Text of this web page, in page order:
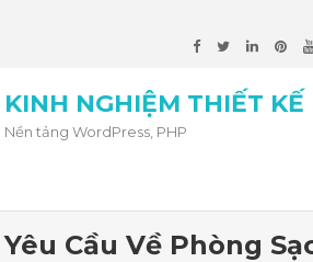
KINH NGHIỆM THIẾT KẾ
Nền tảng WordPress, PHP
Yêu Cầu Về Phòng